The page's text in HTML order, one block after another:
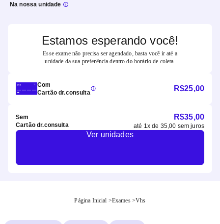
Na nossa unidade
Estamos esperando você!
Esse exame não precisa ser agendado, basta você ir até a
unidade da sua preferência dentro do horário de coleta.
Com
Cartão dr.consulta
R$25,00
Sem
Cartão dr.consulta
R$35,00
até 1x de 35,00 sem juros
Ver unidades
Página Inicial >Exames >Vhs